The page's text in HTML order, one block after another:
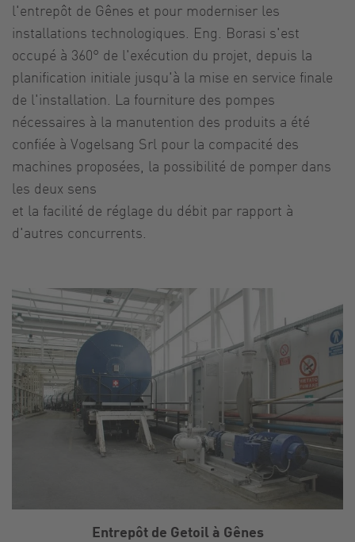
l'entrepôt de Gênes et pour moderniser les
installations technologiques. Eng. Borasi s'est
occupé à 360° de l'exécution du projet, depuis la
planification initiale jusqu'à la mise en service finale
de l'installation. La fourniture des pompes
nécessaires à la manutention des produits a été
confiée à Vogelsang Srl pour la compacité des
machines proposées, la possibilité de pomper dans
les deux sens
et la facilité de réglage du débit par rapport à
d'autres concurrents.
Entrepôt de Getoil à Gênes